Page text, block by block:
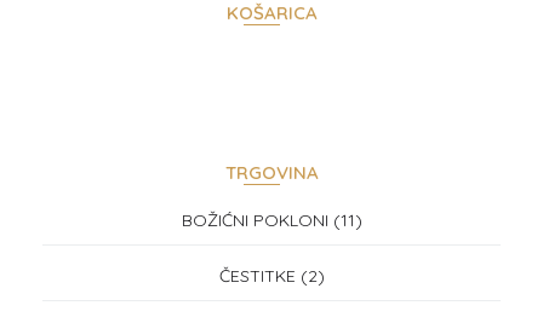
KOŠARICA
TRGOVINA
BOŽIĆNI POKLONI (11)
ČESTITKE (2)